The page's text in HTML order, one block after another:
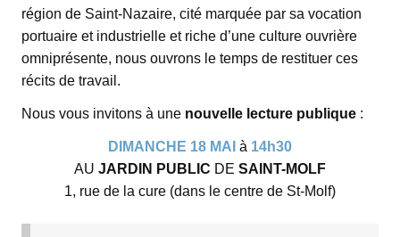
région de Saint-Nazaire, cité marquée par sa vocation
portuaire et industrielle et riche d’une culture ouvrière
omniprésente, nous ouvrons le temps de restituer ces
récits de travail.
Nous vous invitons à une nouvelle lecture publique :
DIMANCHE 18 MAI à 14h30
AU JARDIN PUBLIC DE SAINT-MOLF
1, rue de la cure (dans le centre de St-Molf)